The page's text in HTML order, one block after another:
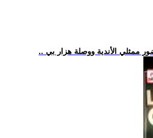
ممثلي الأندية ووصلة هزار بي